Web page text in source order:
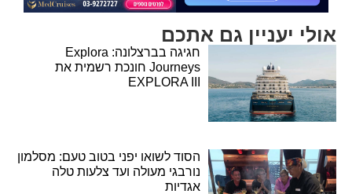
אולי יעניין גם אתכם
חגיגה בברצלונה: Explora
Journeys חונכת רשמית את
EXPLORA III
הסוד לשואו יפני בטוב טעם: מסלמון
נורבגי מעולה ועד צלעות טלה
אגדיות